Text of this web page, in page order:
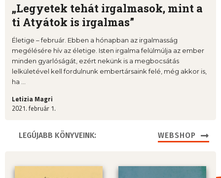
„Legyetek tehát irgalmasok, mint a
ti Atyátok is irgalmas”
Életige – február. Ebben a hónapban az irgalmasság
megélésére hív az életige. Isten irgalma felülmúlja az ember
minden gyarlóságát, ezért nekünk is a megbocsátás
lelkületével kell fordulnunk embertársaink felé, még akkor is,
ha ...
Letizia Magri
2021. február 1.
LEGÚJABB KÖNYVEINK: WEBSHOP